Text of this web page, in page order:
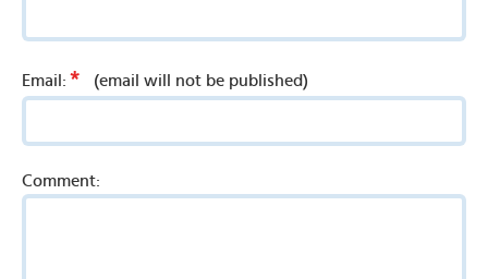
Email: * (email will not be published)
Comment: